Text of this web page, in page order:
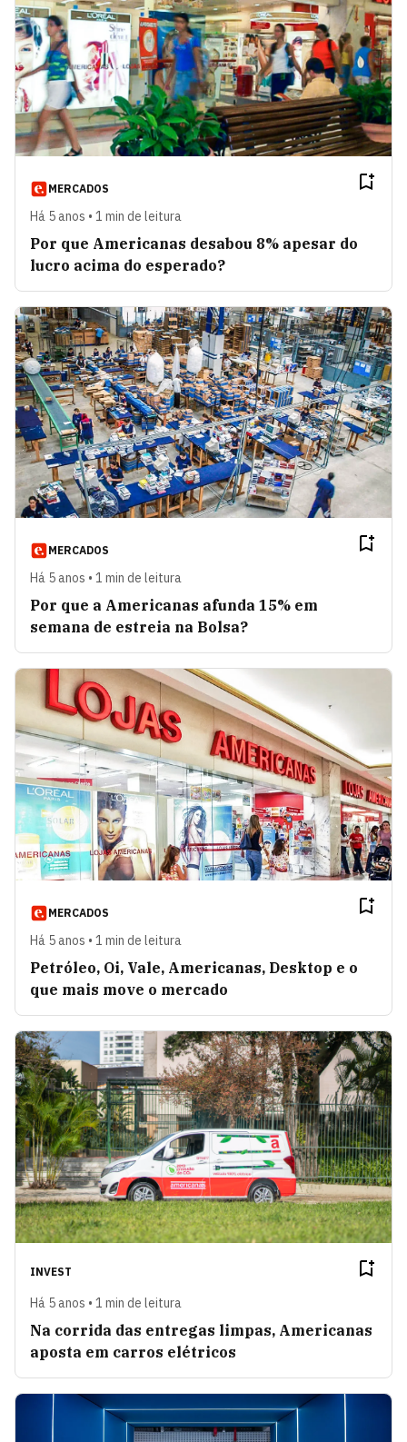
MERCADOS
Há 5 anos • 1 min de leitura
Por que Americanas desabou 8% apesar do
lucro acima do esperado?
MERCADOS
Há 5 anos • 1 min de leitura
Por que a Americanas afunda 15% em
semana de estreia na Bolsa?
MERCADOS
Há 5 anos • 1 min de leitura
Petróleo, Oi, Vale, Americanas, Desktop e o
que mais move o mercado
INVEST
Há 5 anos • 1 min de leitura
Na corrida das entregas limpas, Americanas
aposta em carros elétricos